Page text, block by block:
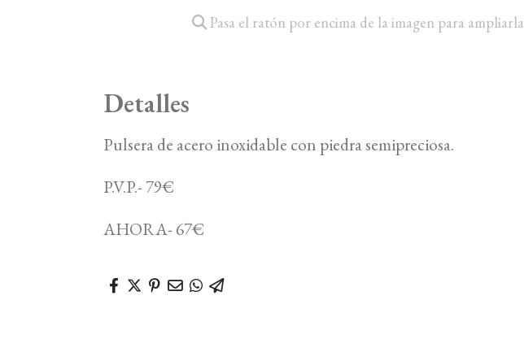
Pasa el ratón por encima de la imagen para ampliarla
Detalles
Pulsera de acero inoxidable con piedra semipreciosa.
P.V.P.- 79€
AHORA- 67€